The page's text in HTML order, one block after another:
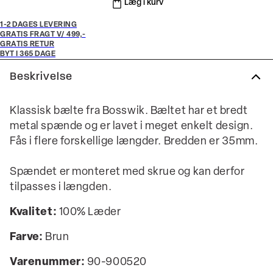
Læg i kurv
1-2 DAGES LEVERING
GRATIS FRAGT V/ 499,-
GRATIS RETUR
BYT I 365 DAGE
Beskrivelse
Klassisk bælte fra Bosswik. Bæltet har et bredt
metal spænde og er lavet i meget enkelt design.
Fås i flere forskellige længder. Bredden er 35mm.
Spændet er monteret med skrue og kan derfor
tilpasses i længden.
Kvalitet: 100% Læder
Farve: Brun
Varenummer: 90-900520